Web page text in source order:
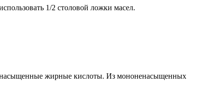
1/2 столовой ложки масел.
насыщенные жирные кислоты. Из мононенасыщенных